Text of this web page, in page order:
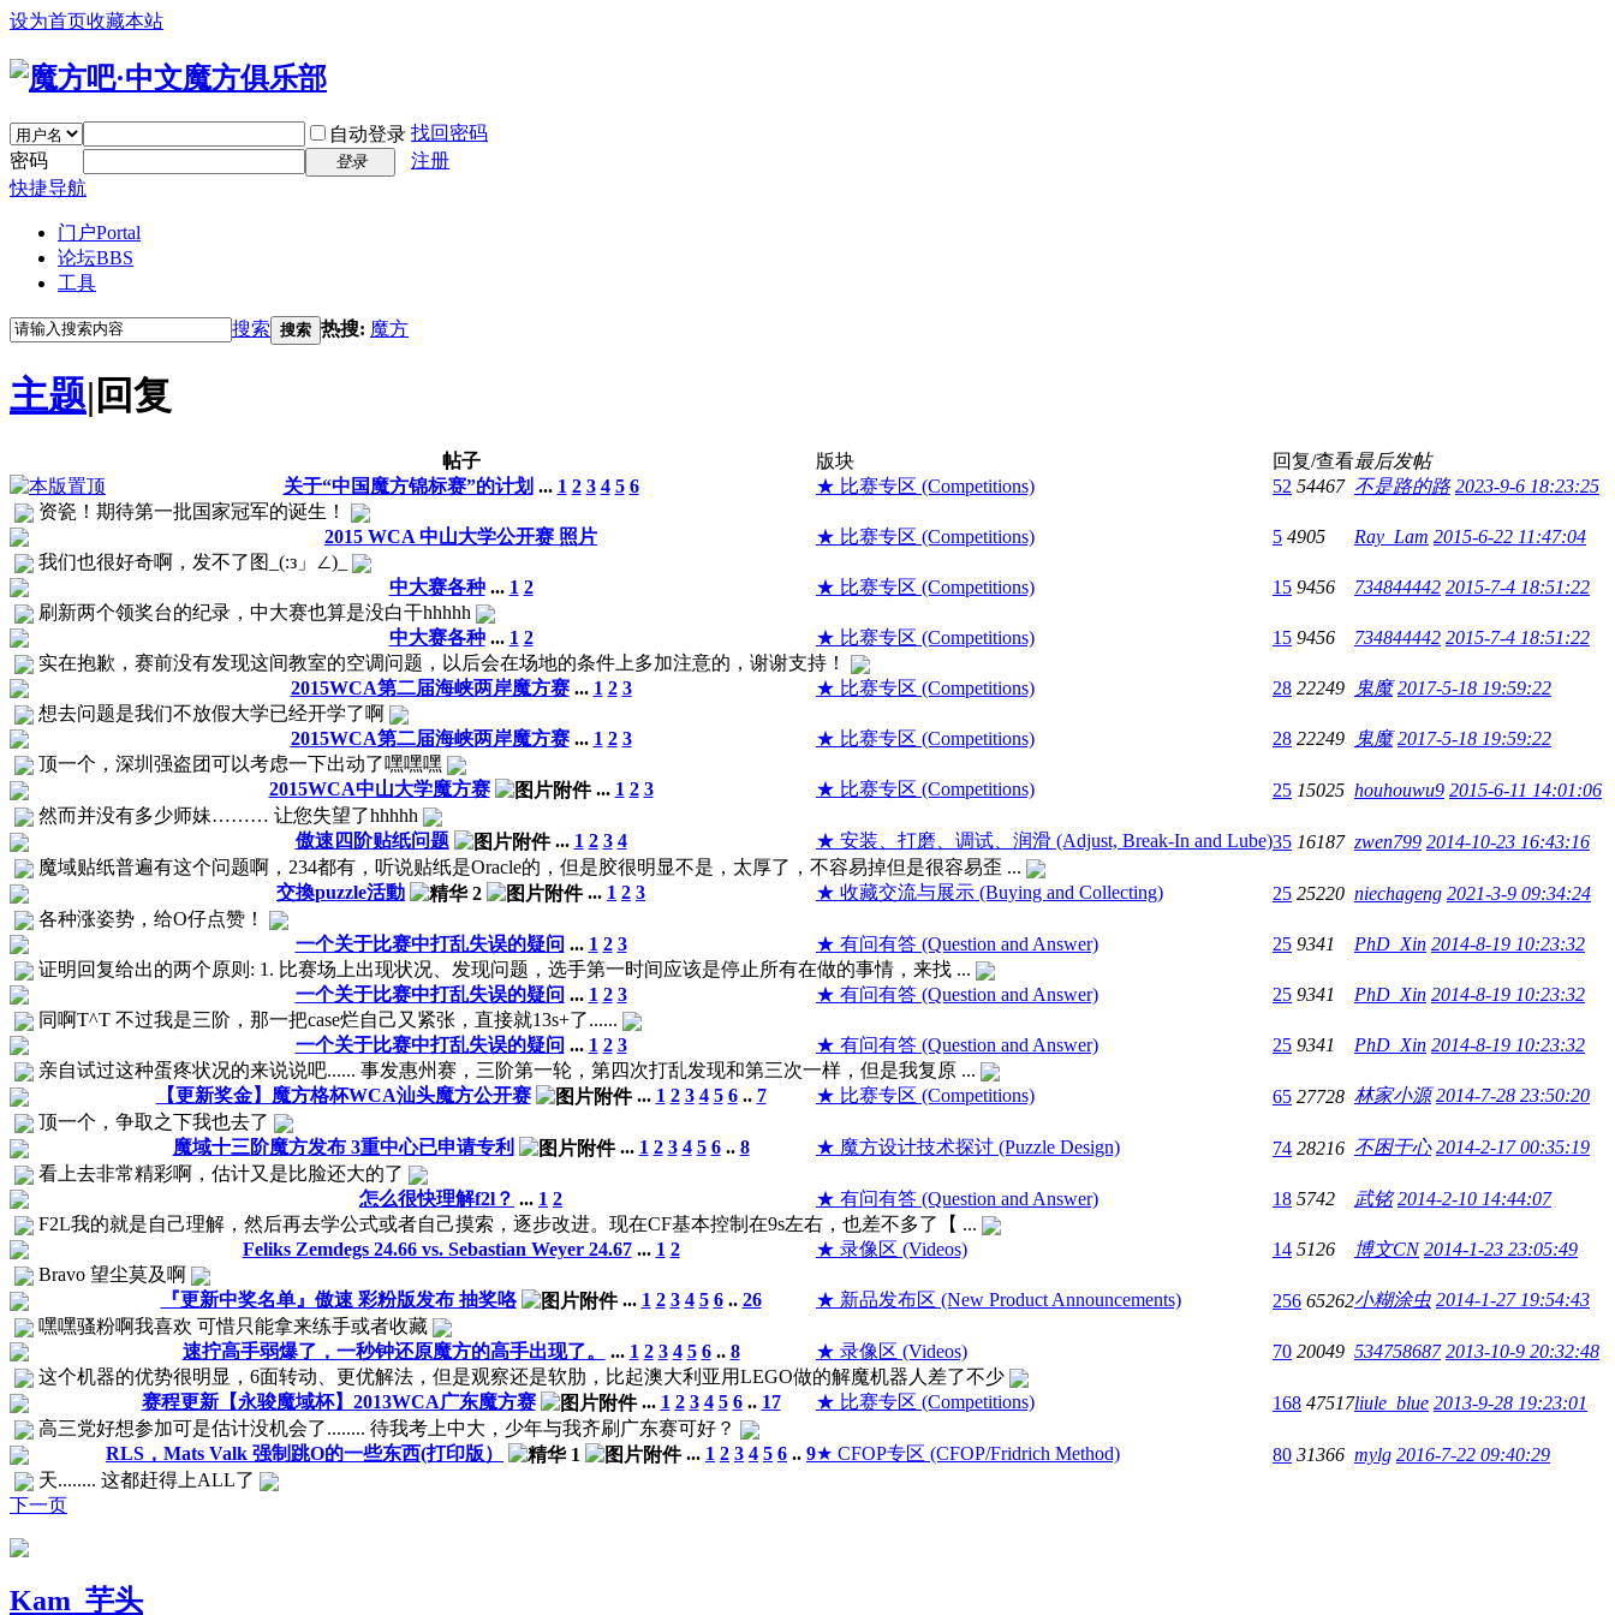
设为首页收藏本站
自动登录 找回密码
密码
登录
注册
快捷导航
门户Portal
论坛BBS
工具
搜索 搜索 热搜: 魔方
主题| 回复
帖子 版块 回复/查看最后发帖
关于“中国魔方锦标赛”的计划 ... 1 2 3 4 5 6 ★ 比赛专区 (Competitions) 52 54467 不是路的路 2023-9-6 18:23:25
资瓷！期待第一批国家冠军的诞生！
2015 WCA 中山大学公开赛 照片
★ 比赛专区 (Competitions) 5 4905 Ray_Lam 2015-6-22 11:47:04
我们也很好奇啊，发不了图_(:з」∠)_
中大赛各种 ... 1 2 ★ 比赛专区 (Competitions) 15 9456 734844442 2015-7-4 18:51:22
刷新两个领奖台的纪录，中大赛也算是没白干hhhhh
中大赛各种 ... 1 2 ★ 比赛专区 (Competitions) 15 9456 734844442 2015-7-4 18:51:22
实在抱歉，赛前没有发现这间教室的空调问题，以后会在场地的条件上多加注意的，谢谢支持！
2015WCA第二届海峡两岸魔方赛 ... 1 2 3 ★ 比赛专区 (Competitions) 28 22249 鬼魔 2017-5-18 19:59:22
想去问题是我们不放假大学已经开学了啊
2015WCA第二届海峡两岸魔方赛 ... 1 2 3 ★ 比赛专区 (Competitions) 28 22249 鬼魔 2017-5-18 19:59:22
顶一个，深圳强盗团可以考虑一下出动了嘿嘿嘿
2015WCA中山大学魔方赛
... 1 2 3 ★ 比赛专区 (Competitions) 25 15025 houhouwu9 2015-6-11 14:01:06
然而并没有多少师妹……… 让您失望了hhhhh
傲速四阶贴纸问题
... 1 2 3 4 ★ 安装、打磨、调试、润滑 (Adjust, Break-In and Lube)35 16187 zwen799 2014-10-23 16:43:16
魔域贴纸普遍有这个问题啊，234都有，听说贴纸是Oracle的，但是胶很明显不是，太厚了，不容易掉但是很容易歪 ...
交換puzzle活動
... 1 2 3 ★ 收藏交流与展示 (Buying and Collecting) 25 25220 niechageng 2021-3-9 09:34:24
各种涨姿势，给O仔点赞！
一个关于比赛中打乱失误的疑问 ... 1 2 3 ★ 有问有答 (Question and Answer) 25 9341 PhD_Xin 2014-8-19 10:23:32
证明回复给出的两个原则: 1. 比赛场上出现状况、发现问题，选手第一时间应该是停止所有在做的事情，来找 ...
一个关于比赛中打乱失误的疑问 ... 1 2 3 ★ 有问有答 (Question and Answer) 25 9341 PhD_Xin 2014-8-19 10:23:32
同啊T^T 不过我是三阶，那一把case烂自己又紧张，直接就13s+了......
一个关于比赛中打乱失误的疑问 ... 1 2 3 ★ 有问有答 (Question and Answer) 25 9341 PhD_Xin 2014-8-19 10:23:32
亲自试过这种蛋疼状况的来说说吧...... 事发惠州赛，三阶第一轮，第四次打乱发现和第三次一样，但是我复原 ...
【更新奖金】魔方格杯WCA汕头魔方公开赛
... 1 2 3 4 5 6.. 7 ★ 比赛专区 (Competitions) 65 27728 林家小源 2014-7-28 23:50:20
顶一个，争取之下我也去了
魔域十三阶魔方发布 3重中心已申请专利
... 1 2 3 4 5 6.. 8 ★ 魔方设计技术探讨 (Puzzle Design) 74 28216 不困于心 2014-2-17 00:35:19
看上去非常精彩啊，估计又是比脸还大的了
怎么很快理解f2l？ ... 1 2 ★ 有问有答 (Question and Answer) 18 5742 武铭 2014-2-10 14:44:07
F2L我的就是自己理解，然后再去学公式或者自己摸索，逐步改进。现在CF基本控制在9s左右，也差不多了【 ...
Feliks Zemdegs 24.66 vs. Sebastian Weyer 24.67 ... 1 2 ★ 录像区 (Videos) 14 5126 博文CN 2014-1-23 23:05:49
Bravo 望尘莫及啊
『更新中奖名单』傲速 彩粉版发布 抽奖咯
... 1 2 3 4 5 6.. 26 ★ 新品发布区 (New Product Announcements) 256 65262小糊涂虫 2014-1-27 19:54:43
嘿嘿骚粉啊我喜欢 可惜只能拿来练手或者收藏
速拧高手弱爆了，一秒钟还原魔方的高手出现了。
... 1 2 3 4 5 6.. 8 ★ 录像区 (Videos) 70 20049 534758687 2013-10-9 20:32:48
这个机器的优势很明显，6面转动、更优解法，但是观察还是软肋，比起澳大利亚用LEGO做的解魔机器人差了不少
赛程更新【永骏魔域杯】2013WCA广东魔方赛
... 1 2 3 4 5 6.. 17 ★ 比赛专区 (Competitions) 168 47517liule_blue 2013-9-28 19:23:01
高三党好想参加可是估计没机会了........ 待我考上中大，少年与我齐刷广东赛可好？
RLS，Mats Valk 强制跳O的一些东西(打印版）
... 1 2 3 4 5 6 .. 9★ CFOP专区 (CFOP/Fridrich Method) 80 31366 mylg 2016-7-22 09:40:29
天........ 这都赶得上ALL了
下一页
Kam_芋头